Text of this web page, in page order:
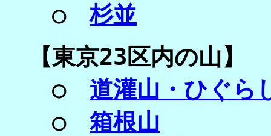
○杉並
【東京23区内の山】
○ 道灌山・ひぐら
○ 箱根山